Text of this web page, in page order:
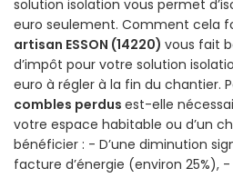
solution isolation vous permet
euro seulement. Comment cela
artisan ESSON (14220) vous fait
d’impôt pour votre solution
euro à régler à la fin du chantier.
combles perdus est-elle
votre espace habitable ou d’un
bénéficier : - D’une diminution
facture d’énergie (environ 25%),